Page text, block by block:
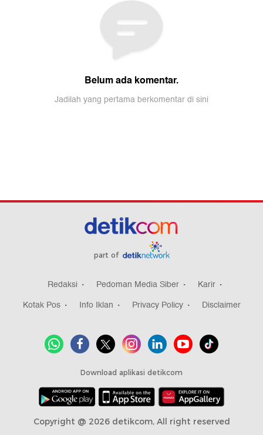
part of
Redaksi Pedoman Media Siber
Karir
Kotak Pos
Info Iklan Privacy Policy Disclaimer
Download aplikasi detikcom
Copyright @ 2026 detikcom, All right reserved